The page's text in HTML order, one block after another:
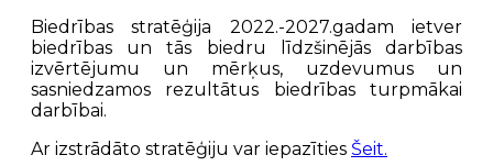
Biedrības stratēģija 2022.-2027.gadam ietver
biedrības un tās biedru līdzšinējās darbības
izvērtējumu un mērķus, uzdevumus un
sasniedzamos rezultātus biedrības turpmākai
darbībai.
Ar izstrādāto stratēģiju var iepazīties Šeit.